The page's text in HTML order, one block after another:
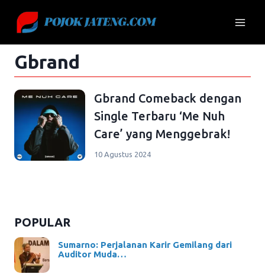
content
Gbrand
Gbrand Comeback dengan
Single Terbaru ‘Me Nuh
Care’ yang Menggebrak!
10 Agustus 2024
POPULAR
Sumarno: Perjalanan Karir Gemilang dari
Auditor Muda…